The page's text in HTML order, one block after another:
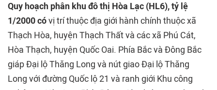
Quy hoạch phân khu đô thị Hòa Lạc (HL6), tỷ lệ
1/2000 cóvị trí thuộc địa giới hành chính thuộc xã
Thạch Hòa, huyện Thạch Thất và các xã Phú Cát,
Hòa Thạch, huyện Quốc Oai. Phía Bắc và Đông Bắc
giáp Đại lộ Thăng Long và nút giao Đại lộ Thăng
Long với đường Quốc lộ 21 và ranh giới Khu công